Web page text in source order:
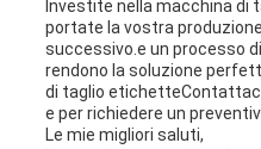
Investite nella macchina di
portate la vostra
successivo.e un processo
rendono la soluzione
di taglio
e per richiedere un
Le mie migliori saluti,